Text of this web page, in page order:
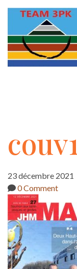
couv1
couv1
23 décembre 2021
0 Comment